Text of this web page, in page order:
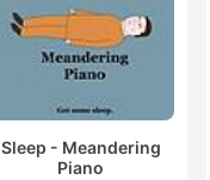
Sleep - Meandering
Piano